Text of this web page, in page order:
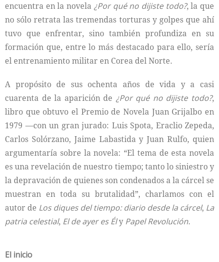
encuentra en la novela ¿Por qué no dijiste todo?, la que
no sólo retrata las tremendas torturas y golpes que ahí
tuvo que enfrentar, sino también profundiza en su
formación que, entre lo más destacado para ello, sería
el entrenamiento militar en Corea del Norte.
A propósito de sus ochenta años de vida y a casi
cuarenta de la aparición de ¿Por qué no dijiste todo?,
libro que obtuvo el Premio de Novela Juan Grijalbo en
1979 —con un gran jurado: Luis Spota, Eraclio Zepeda,
Carlos Solórzano, Jaime Labastida y Juan Rulfo, quien
argumentaría sobre la novela: “El tema de esta novela
es una revelación de nuestro tiempo; tanto lo siniestro y
la depravación de quienes son condenados a la cárcel se
muestran en toda su brutalidad”, charlamos con el
autor de Los diques del tiempo: diario desde la cárcel, La
patria celestial, El de ayer es Ély Papel Revolución.
El inicio